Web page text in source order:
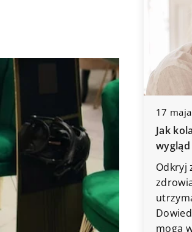
idealną biżuterię na
bliskiej osoby?
jak dopasować biżuterię
i stylu bliskiej osoby,
był wyjątkowy i
Praktyczne
i porady od ekspertów.
17
Jak
Odkryj
mogą